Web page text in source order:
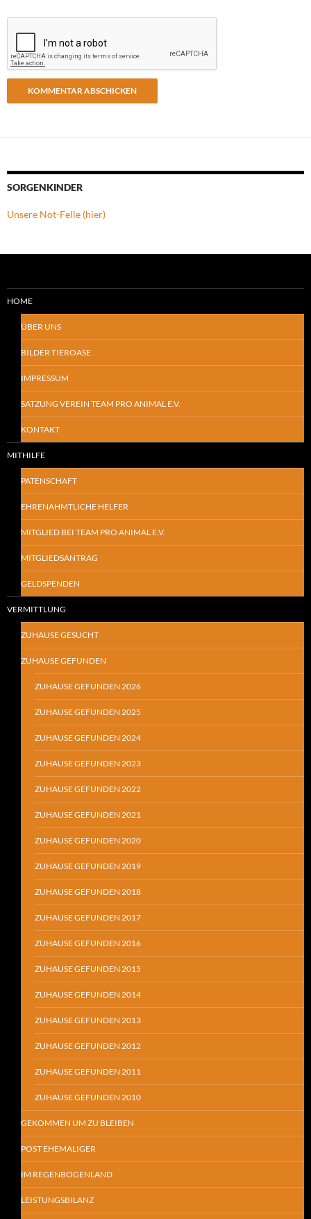
SORGENKINDER
Unsere Not-Felle (hier)
HOME
ÜBER UNS
BILDER TIEROASE
IMPRESSUM
SATZUNG VEREIN TEAM PRO ANIMAL E.V.
KONTAKT
MITHILFE
PATENSCHAFT
EHRENAHMTLICHE HELFER
MITGLIED BEI TEAM PRO ANIMAL E.V.
MITGLIEDSANTRAG
GELDSPENDEN
VERMITTLUNG
ZUHAUSE GESUCHT
ZUHAUSE GEFUNDEN
ZUHAUSE GEFUNDEN 2026
ZUHAUSE GEFUNDEN 2025
ZUHAUSE GEFUNDEN 2024
ZUHAUSE GEFUNDEN 2023
ZUHAUSE GEFUNDEN 2022
ZUHAUSE GEFUNDEN 2021
ZUHAUSE GEFUNDEN 2020
ZUHAUSE GEFUNDEN 2019
ZUHAUSE GEFUNDEN 2018
ZUHAUSE GEFUNDEN 2017
ZUHAUSE GEFUNDEN 2016
ZUHAUSE GEFUNDEN 2015
ZUHAUSE GEFUNDEN 2014
ZUHAUSE GEFUNDEN 2013
ZUHAUSE GEFUNDEN 2012
ZUHAUSE GEFUNDEN 2011
ZUHAUSE GEFUNDEN 2010
GEKOMMEN UM ZU BLEIBEN
POST EHEMALIGER
IM REGENBOGENLAND
LEISTUNGSBILANZ